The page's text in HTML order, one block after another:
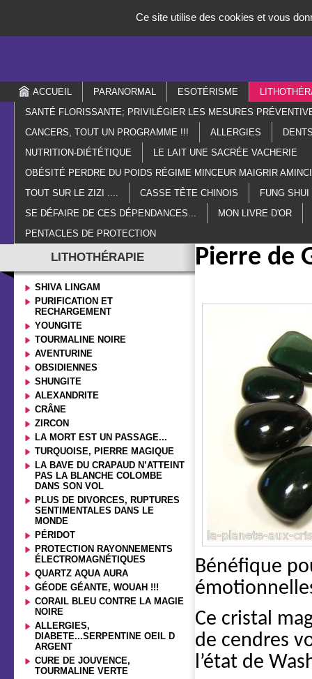
ACCUEIL PARANORMAL ESOTÉRISME
SANTÉ FLORISSANTE; PRIVILÉGIER LES MESURES
CANCERS, TOUT UN PROGRAMME !!!
ALLERGIES
NUTRITION-DIÉTÉTIQUE
LE LAIT UNE SACRÉE VACHERIE
OBÉSITÉ PERDRE DU POIDS RÉGIME MINCEUR MAIGRIR
TOUT SUR LE ZIZI ....
CASSE TÊTE CHINOIS
FUNG SHUI
SE DÉFAIRE DE CES DÉPENDANCES...
MON LIVRE D'OR
PENTACLES DE PROTECTION
LITHOTHÉRAPIE
SHIVA LINGAM
PURIFICATION ET
RECHARGEMENT
YOUNGITE
TOURMALINE NOIRE
AVENTURINE
OBSIDIENNES
SHUNGITE
ALEXANDRITE
CRÂNE
ZIRCON
LA MORT EST UN PASSAGE...
TURQUOISE, PIERRE MAGIQUE
LA BAVE DU CRAPAUD N’ATTEINT
PAS LA BLANCHE COLOMBE
DANS SON VOL
PLUS DE DIVORCES, RUPTURES
SENTIMENTALES DANS LE
MONDE
PÉRIDOT
PROTECTION RAYONNEMENTS
ÉLECTROMAGNÉTIQUES
QUARTZ AQUA AURA
GÉODE GÉANTE, WOUAH !!!
CORAIL BLEU CONTRE LA MAGIE
NOIRE
ALLERGIES,
DIABETE...SERPENTINE OEIL D
ARGENT
CURE DE JOUVENCE,
TOURMALINE VERTE
Pierre de
Bénéfique
Ce cristal
de cendres
l’état de
Ce site utilise des cookies et vous